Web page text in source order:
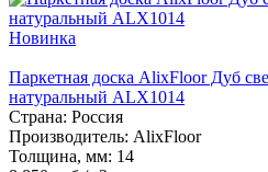
Новинка
Паркетная доска AlixFloor Дуб
натуральный ALX1014
Страна: Россия
Производитель: AlixFloor
Толщина, мм: 14